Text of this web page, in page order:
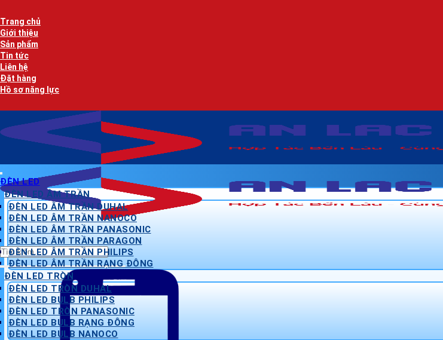
qua
nội
dung
Trang chủ
Giới thiệu
Sản phẩm
Tin tức
Liên hệ
Đặt hàng
Hồ sơ năng lực
Tìm
kiếm:
ĐÈN LED
ĐÈN LED ÂM TRẦN
ĐÈN LED ÂM TRẦN DUHAL
ĐÈN LED ÂM TRẦN NANOCO
ĐÈN LED ÂM TRẦN PANASONIC
ĐÈN LED ÂM TRẦN PARAGON
ĐÈN LED ÂM TRẦN PHILIPS
ĐÈN LED ÂM TRẦN RẠNG ĐÔNG
ĐÈN LED TRÒN
ĐÈN LED TRÒN DUHAL
ĐÈN LED BULB PHILIPS
ĐÈN LED TRÒN PANASONIC
ĐÈN LED BULB RẠNG ĐÔNG
ĐÈN LED BULB NANOCO